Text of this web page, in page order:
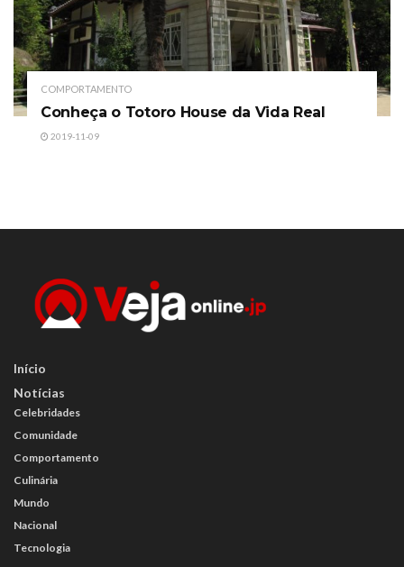
COMPORTAMENTO
Conheça o Totoro House da Vida Real
2019-11-09
Início
Notícias
Celebridades
Comunidade
Comportamento
Culinária
Mundo
Nacional
Tecnologia